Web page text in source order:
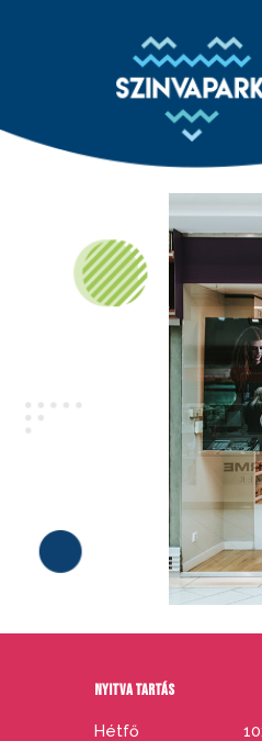
NYITVA TARTÁS
Hétfő